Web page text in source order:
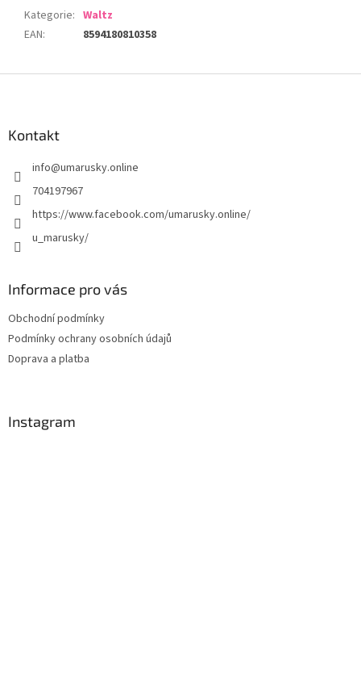
Kategorie: Waltz
EAN: 8594180810358
Kontakt
info@umarusky.online
704197967
https://www.facebook.com/umarusky.online/
u_marusky/
Informace pro vás
Obchodní podmínky
Podmínky ochrany osobních údajů
Doprava a platba
Instagram